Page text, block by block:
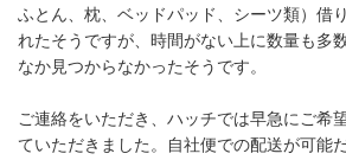
ふとん、枕、ベッドパッド、シーツ類）借
れたそうですが、時間がない上に数量も多
なか見つからなかったそうです。
ご連絡をいただき、ハッチでは早急にご希
ていただきました。自社便での配送が可能